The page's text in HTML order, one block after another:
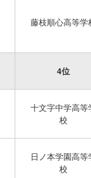
藤枝順心高等学
4位
十文字中学高等
校
日ノ本学園高等
校